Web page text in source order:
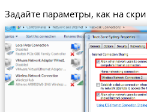
Задайте параметры, как на